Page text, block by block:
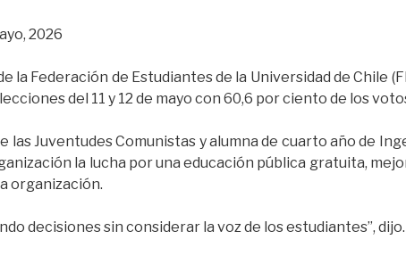
2026
la Federación de Estudiantes de la Universidad de Chile
del 11 y 12 de mayo con 60,6 por ciento de los
las Juventudes Comunistas y alumna de cuarto año de
la lucha por una educación pública gratuita,
organización.
decisiones sin considerar la voz de los estudiantes”, dijo.